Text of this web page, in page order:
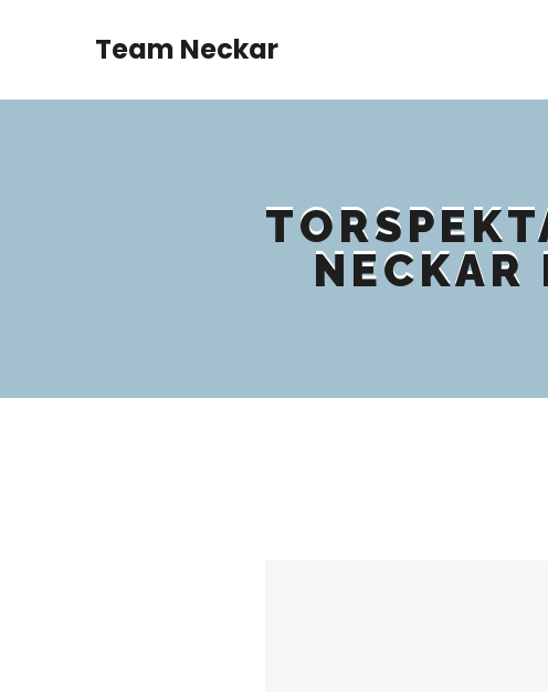
Team Neckar
NECKAR